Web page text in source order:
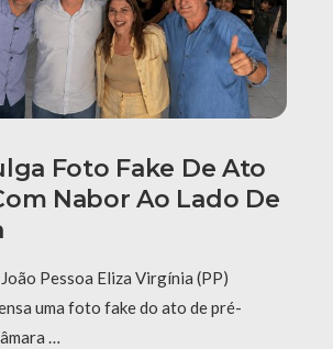
Foto Fake De Ato
Nabor Ao Lado De
Pessoa Eliza Virgínia (PP)
uma foto fake do ato de pré-
…